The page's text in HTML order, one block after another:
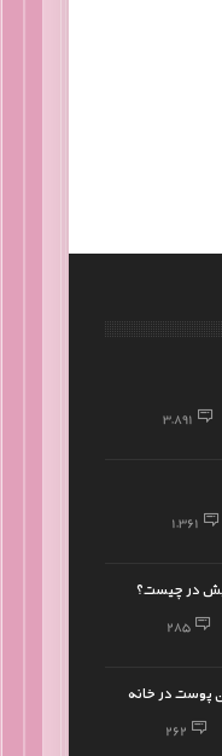
3,891
1,361
در چیست؟
285
پوست در خانه
262